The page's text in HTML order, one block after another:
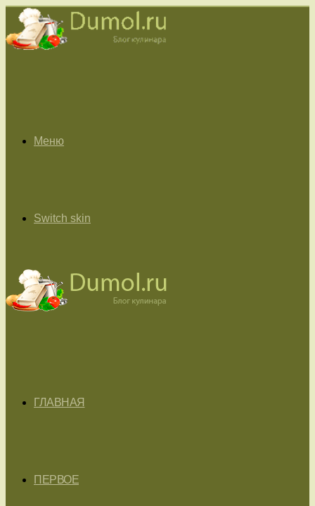
Меню
Switch skin
ГЛАВНАЯ
ПЕРВОЕ